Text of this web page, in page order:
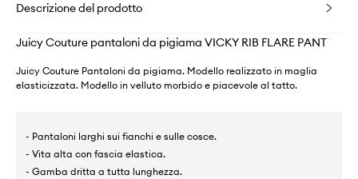
Descrizione del prodotto
Juicy Couture pantaloni da pigiama VICKY RIB FLARE PANT
Juicy Couture Pantaloni da pigiama. Modello realizzato in maglia
elasticizzata. Modello in velluto morbido e piacevole al tatto.
- Pantaloni larghi sui fianchi e sulle cosce.
- Vita alta con fascia elastica.
- Gamba dritta a tutta lunghezza.